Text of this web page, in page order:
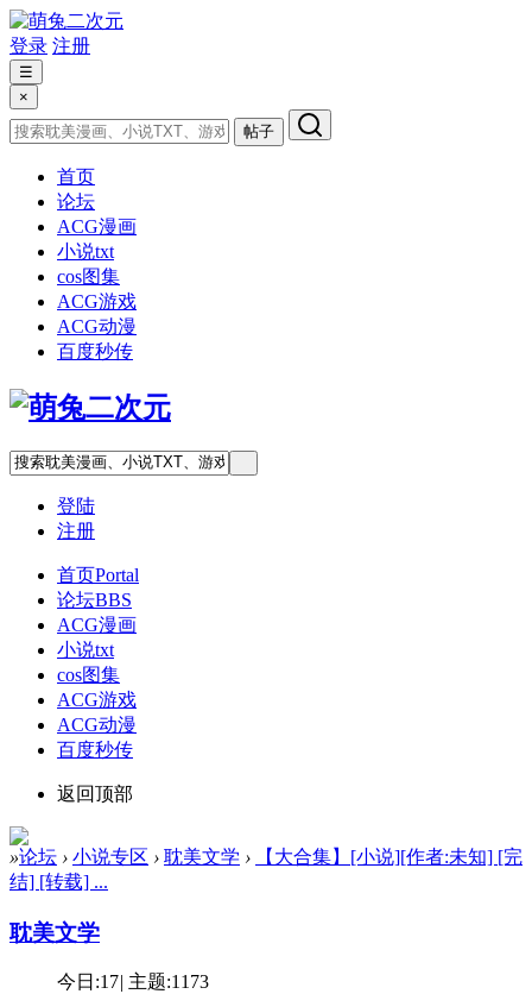
登录 注册
☰
×
帖子
首页
论坛
ACG漫画
小说txt
cos图集
ACG游戏
ACG动漫
百度秒传
登陆
注册
首页Portal
论坛BBS
ACG漫画
小说txt
cos图集
ACG游戏
ACG动漫
百度秒传
返回顶部
»论坛 › 小说专区 › 耽美文学 ›
【大合集】[小说][作者:未知] [完
结] [转载] ...
耽美文学
今日:17| 主题:1173